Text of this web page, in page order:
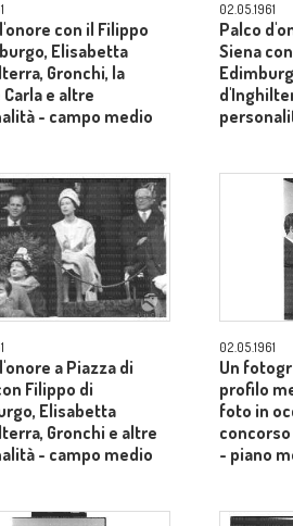
con il Filippo
Elisabetta
Gronchi, la
e altre
- campo medio
02.05.1961
Palco
Siena
a Piazza di
Filippo di
Elisabetta
Gronchi e altre
- campo medio
02.05.1961
Un
profilo
foto in
- piano